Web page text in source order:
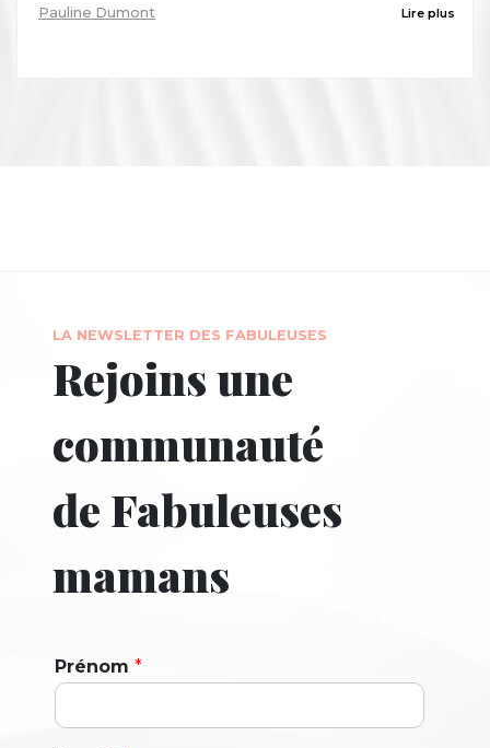
Pauline Dumont Lire plus
LA NEWSLETTER DES FABULEUSES
Rejoins une
communauté
de Fabuleuses
mamans
Prénom *